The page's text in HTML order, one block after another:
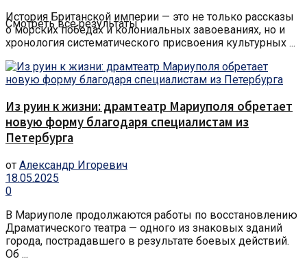
Смотреть все результаты
История Британской империи — это не только рассказы
о морских победах и колониальных завоеваниях, но и
хронология систематического присвоения культурных ...
Из руин к жизни: драмтеатр Мариуполя обретает
новую форму благодаря специалистам из
Петербурга
от Александр Игоревич
18.05.2025
0
В Мариуполе продолжаются работы по восстановлению
Драматического театра — одного из знаковых зданий
города, пострадавшего в результате боевых действий.
Об ...